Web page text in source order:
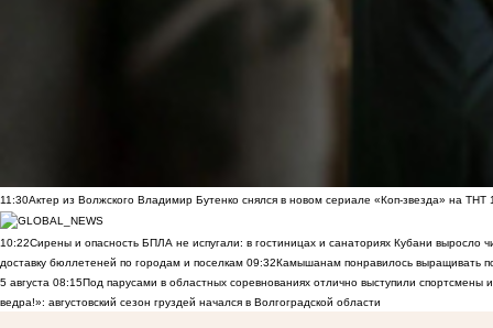
11:30Актер из Волжского Владимир Бутенко снялся в новом сериале «Коп-звезда» на ТНТ
10:22Сирены и опасность БПЛА не испугали: в гостиницах и санаториях Кубани выросло
доставку бюллетеней по городам и поселкам 09:32Камышанам понравилось выращивать
5 августа 08:15Под парусами в областных соревнованиях отлично выступили спортсмены
ведра!»: августовский сезон груздей начался в Волгоградской области